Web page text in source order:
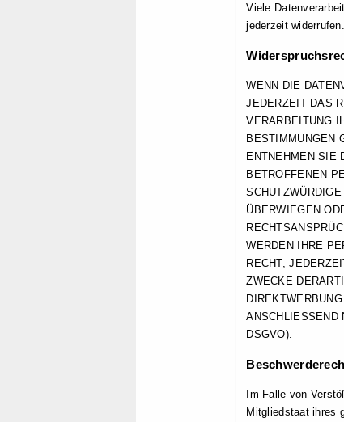
Viele
jederzeit
WENN DIE
JEDERZEIT DAS
VERARBEITUNG
BESTIMMUNGEN
ENTNEHMEN SIE
BETROFFENEN
ÜBERWIEGEN
WERDEN IHRE
RECHT,
ZWECKE
ANSCHLIESSEND
DSGVO).
Im Falle von
Mitgliedstaat ihres